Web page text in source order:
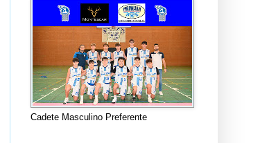
Cadete Masculino Preferente